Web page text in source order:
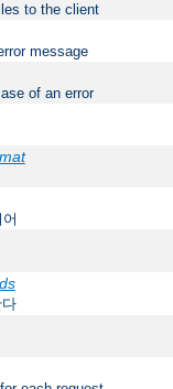
to the client
message
of an error